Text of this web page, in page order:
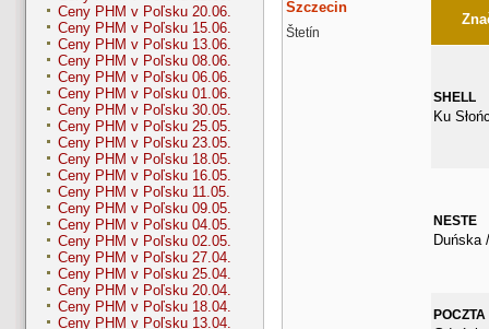
Ceny PHM v Poľsku 20.06.
Ceny PHM v Poľsku 15.06.
Ceny PHM v Poľsku 13.06.
Ceny PHM v Poľsku 08.06.
Ceny PHM v Poľsku 06.06.
Ceny PHM v Poľsku 01.06.
Ceny PHM v Poľsku 30.05.
Ceny PHM v Poľsku 25.05.
Ceny PHM v Poľsku 23.05.
Ceny PHM v Poľsku 18.05.
Ceny PHM v Poľsku 16.05.
Ceny PHM v Poľsku 11.05.
Ceny PHM v Poľsku 09.05.
Ceny PHM v Poľsku 04.05.
Ceny PHM v Poľsku 02.05.
Ceny PHM v Poľsku 27.04.
Ceny PHM v Poľsku 25.04.
Ceny PHM v Poľsku 20.04.
Ceny PHM v Poľsku 18.04.
Ceny PHM v Poľsku 13.04.
Szczecin
Štetín
SHELL
Ku
NESTE
Duńska
POCZTA